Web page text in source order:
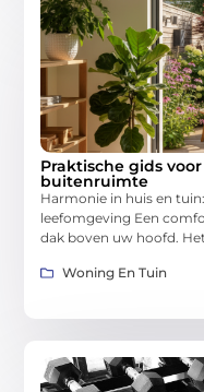
Praktische gids
buitenruimte
Harmonie in huis en
leefomgeving Een
dak boven uw hoofd.
Woning En Tuin